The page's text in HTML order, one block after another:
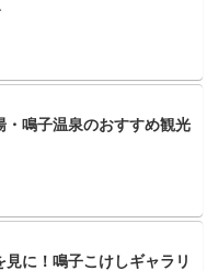
・鳴子温泉のおすすめ観光
に！鳴子こけしギャラリ